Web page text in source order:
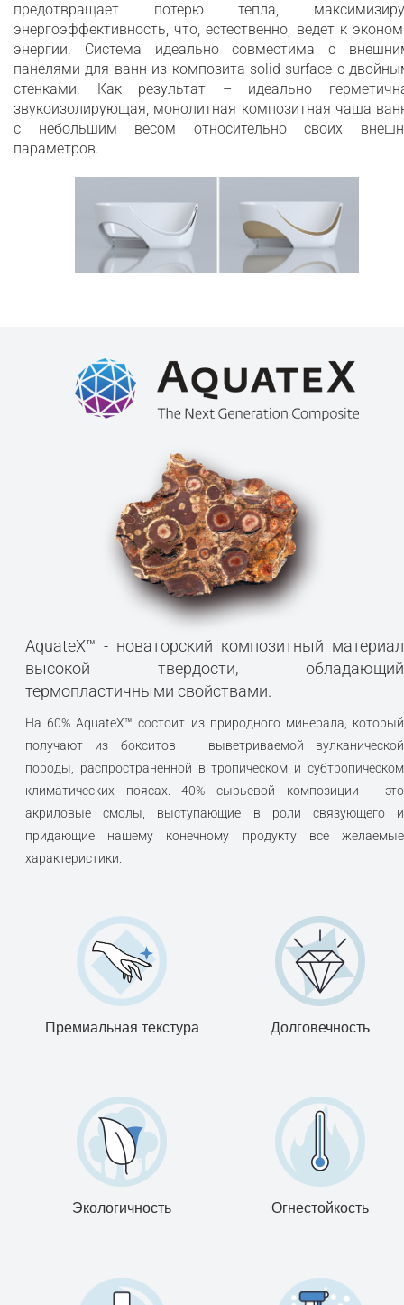
предотвращает потерю тепла,
энергоэффективность, что, естественно, ведет к
энергии. Система идеально совместима с
панелями для ванн из композита solid surface с
стенками. Как результат – идеально
звукоизолирующая, монолитная композитная чаша
с небольшим весом относительно своих
параметров.
AquateX™ - новаторский композитный материал
высокой твердости, обладающий
термопластичными свойствами.
На 60% AquateX™ состоит из природного минерала, который
получают из бокситов – выветриваемой вулканической
породы, распространенной в тропическом и субтропическом
климатических поясах. 40% сырьевой композиции - это
акриловые смолы, выступающие в роли связующего и
придающие нашему конечному продукту все желаемые
характеристики.
Премиальная текстура Долговечность
Экологичность Огнестойкость